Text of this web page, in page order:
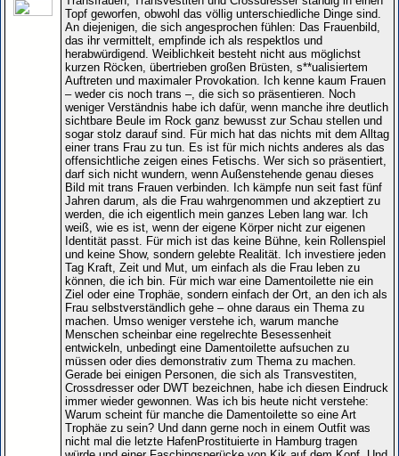
Topf geworfen, obwohl das völlig unterschiedliche Dinge sind.
An diejenigen, die sich angesprochen fühlen: Das Frauenbild,
das ihr vermittelt, empfinde ich als respektlos und
herabwürdigend. Weiblichkeit besteht nicht aus möglichst
kurzen Röcken, übertrieben großen Brüsten, s**ualisiertem
Auftreten und maximaler Provokation. Ich kenne kaum Frauen
– weder cis noch trans –, die sich so präsentieren. Noch
weniger Verständnis habe ich dafür, wenn manche ihre deutlich
sichtbare Beule im Rock ganz bewusst zur Schau stellen und
sogar stolz darauf sind. Für mich hat das nichts mit dem Alltag
einer trans Frau zu tun. Es ist für mich nichts anderes als das
offensichtliche zeigen eines Fetischs. Wer sich so präsentiert,
darf sich nicht wundern, wenn Außenstehende genau dieses
Bild mit trans Frauen verbinden. Ich kämpfe nun seit fast fünf
Jahren darum, als die Frau wahrgenommen und akzeptiert zu
werden, die ich eigentlich mein ganzes Leben lang war. Ich
weiß, wie es ist, wenn der eigene Körper nicht zur eigenen
Identität passt. Für mich ist das keine Bühne, kein Rollenspiel
und keine Show, sondern gelebte Realität. Ich investiere jeden
Tag Kraft, Zeit und Mut, um einfach als die Frau leben zu
können, die ich bin. Für mich war eine Damentoilette nie ein
Ziel oder eine Trophäe, sondern einfach der Ort, an den ich als
Frau selbstverständlich gehe – ohne daraus ein Thema zu
machen. Umso weniger verstehe ich, warum manche
Menschen scheinbar eine regelrechte Besessenheit
entwickeln, unbedingt eine Damentoilette aufsuchen zu
müssen oder dies demonstrativ zum Thema zu machen.
Gerade bei einigen Personen, die sich als Transvestiten,
Crossdresser oder DWT bezeichnen, habe ich diesen Eindruck
immer wieder gewonnen. Was ich bis heute nicht verstehe:
Warum scheint für manche die Damentoilette so eine Art
Trophäe zu sein? Und dann gerne noch in einem Outfit was
nicht mal die letzte HafenProstituierte in Hamburg tragen